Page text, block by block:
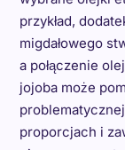
przykład,
migdałowego
a połączenie
jojoba może
proporcjach i